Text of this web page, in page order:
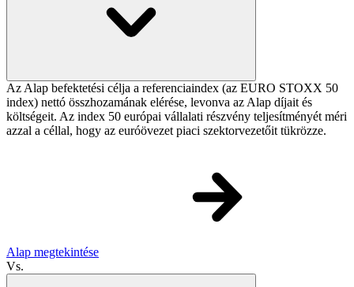
Az Alap befektetési célja a referenciaindex (az EURO STOXX 50
index) nettó összhozamának elérése, levonva az Alap díjait és
költségeit. Az index 50 európai vállalati részvény teljesítményét méri
azzal a céllal, hogy az euróövezet piaci szektorvezetőit tükrözze.
Alap megtekintése
Vs.